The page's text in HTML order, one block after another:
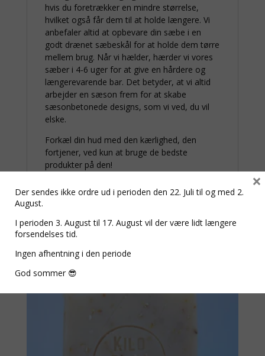
hvis du foretrækker en mindre størrelse,
hvilket også får dem til at holde længere. Vi
anbefaler altid at opbevare din sæbe i en
godt drænet sæbeskål for at holde dem tørre
mellem brug. Når vi hælder, hærder vi vores
sæber i 4-6 uger for at give en hårdere og
længerevarende bar. Det betyder, at vi altid
arbejder en sæson frem for at skabe
sæsonbetonede designs, som vi ved, du vil
elske.
Forkæl din hud med den kærlighed, den
fortjener, ved kun at bruge de bedste
produkter på den!
Relaterede varer
Der sendes ikke ordre ud i perioden den 22. Juli til og med 2.
August.
I perioden 3. August til 17. August vil der være lidt længere
forsendelses tid.
Ingen afhentning i den periode
God sommer 😎
×